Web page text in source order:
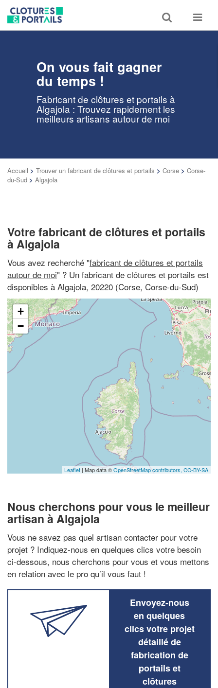
Toggle
search
Toggle
On vous fait gagner
du temps !
Fabricant de clôtures et portails à
Algajola : Trouvez rapidement les
meilleurs artisans autour de moi
Accueil > Trouver un fabricant de clôtures et portails > Corse > Corse-
du-Sud > Algajola
Votre fabricant de clôtures et portails
à Algajola
Vous avez recherché "fabricant de clôtures et portails
autour de moi" ? Un fabricant de clôtures et portails est
disponibles à Algajola, 20220 (Corse, Corse-du-Sud)
+
−
Leaflet | Map data ©OpenStreetMap contributors, CC-BY-SA
Nous cherchons pour vous le meilleur
artisan à Algajola
Vous ne savez pas quel artisan contacter pour votre
projet ? Indiquez-nous en quelques clics votre besoin
ci-dessous, nous cherchons pour vous et vous mettons
en relation avec le pro qu’il vous faut !
Envoyez-nous
en quelques
clics votre projet
détaillé de
fabrication de
portails et
clôtures